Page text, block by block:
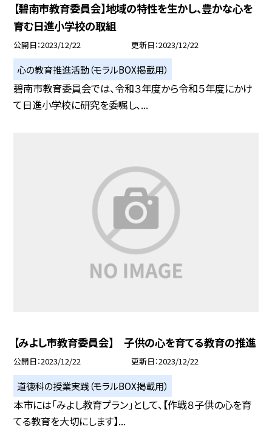
【碧南市教育委員会】地域の特性を生かし、豊かな心を
育む日進小学校の取組
公開日 2023/12/22 更新日 2023/12/22
心の教育推進活動（モラルBOX掲載用）
碧南市教育委員会では、令和３年度から令和５年度にかけ
て日進小学校に研究を委嘱し、...
【みよし市教育委員会】 子供の心を育てる教育の推進
公開日 2023/12/22 更新日 2023/12/22
道徳科の授業実践（モラルBOX掲載用）
本市には「みよし教育プラン」として、【作戦８子供の心を育
てる教育を大切にします】...